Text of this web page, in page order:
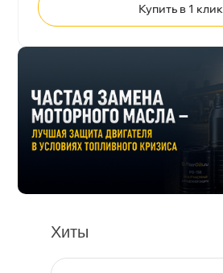
Купить в 1 клик
Хиты